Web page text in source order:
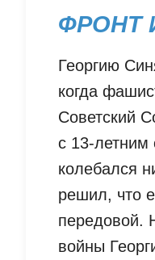
ФРОНТ
Георгию
когда
Советский
с 13-летним
колебался
решил, что
передовой.
войны